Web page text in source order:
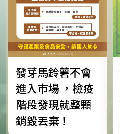
發芽馬鈴薯不會
進入市場 ，檢疫
階段發現就整顆
銷毀丟棄！